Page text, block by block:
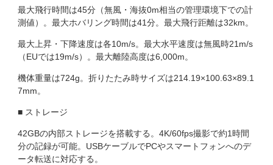
最大飛行時間は45分（無風・海抜0m相当の管理環境下での計
測値）。最大ホバリング時間は41分。最大飛行距離は32km。
最大上昇・下降速度は各10m/s。最大水平速度は無風時21m/s
（EUでは19m/s）。最大離陸高度は6,000m。
機体重量は724g。折りたたみ時サイズは214.19×100.63×89.1
7mm。
■ ストレージ
42GBの内部ストレージを搭載する。4K/60fps撮影で約1時間
分の記録が可能。USBケーブルでPCやスマートフォンへのデ
ータ転送に対応する。